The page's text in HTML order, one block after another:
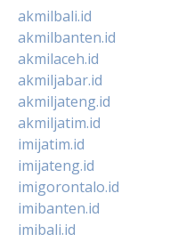
akmilbali.id
akmilbanten.id
akmilaceh.id
akmiljabar.id
akmiljateng.id
akmiljatim.id
imijatim.id
imijateng.id
imigorontalo.id
imibanten.id
imibali.id